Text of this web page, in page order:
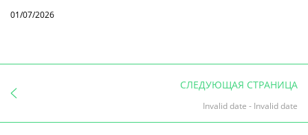
01/07/2026
СЛЕДУЮЩАЯ СТРАНИЦА
Invalid date - Invalid date